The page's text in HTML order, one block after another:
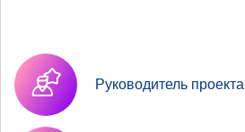
Руководитель проекта